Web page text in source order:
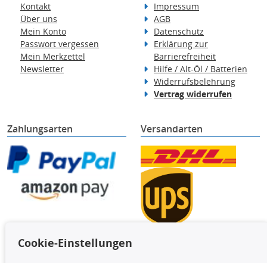
Kontakt
Über uns
Mein Konto
Passwort vergessen
Mein Merkzettel
Newsletter
Impressum
AGB
Datenschutz
Erklärung zur
Barrierefreiheit
Hilfe / Alt-Öl / Batterien
Widerrufsbelehrung
Vertrag widerrufen
Zahlungsarten Versandarten
Cookie-Einstellungen